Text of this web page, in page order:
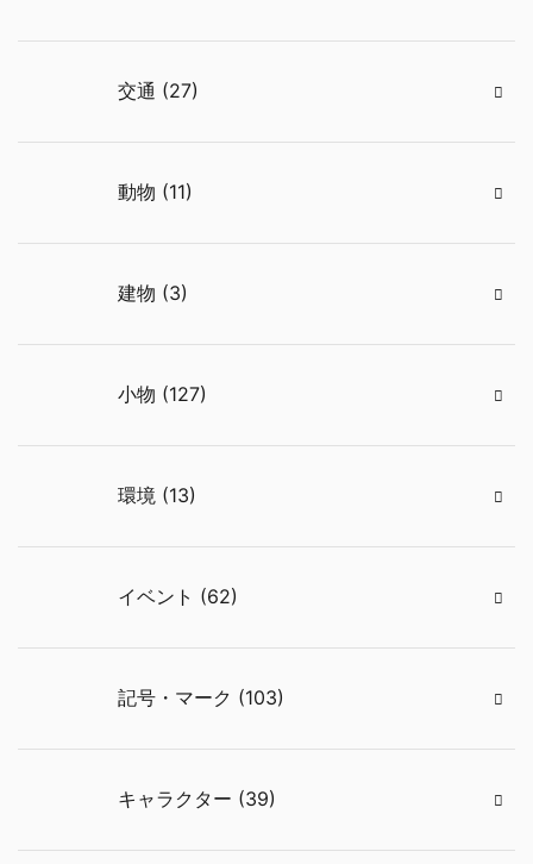
交通 (27)
動物 (11)
建物 (3)
小物 (127)
環境 (13)
イベント (62)
記号・マーク (103)
キャラクター (39)